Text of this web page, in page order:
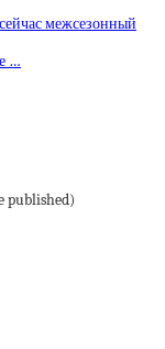
межсезонный
…
published)